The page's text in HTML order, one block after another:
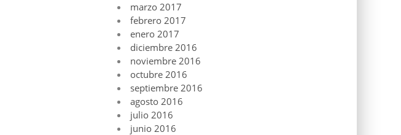
marzo 2017
febrero 2017
enero 2017
diciembre 2016
noviembre 2016
octubre 2016
septiembre 2016
agosto 2016
julio 2016
junio 2016